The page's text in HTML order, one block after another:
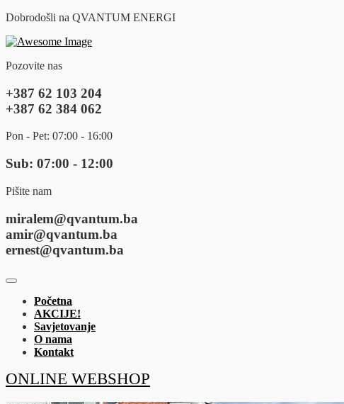
Dobrodošli na QVANTUM ENERGI
Pozovite nas
+387 62 103 204
+387 62 384 062
Pon - Pet: 07:00 - 16:00
Sub: 07:00 - 12:00
Pišite nam
miralem@qvantum.ba
amir@qvantum.ba
ernest@qvantum.ba
Početna
AKCIJE!
Savjetovanje
O nama
Kontakt
ONLINE WEBSHOP